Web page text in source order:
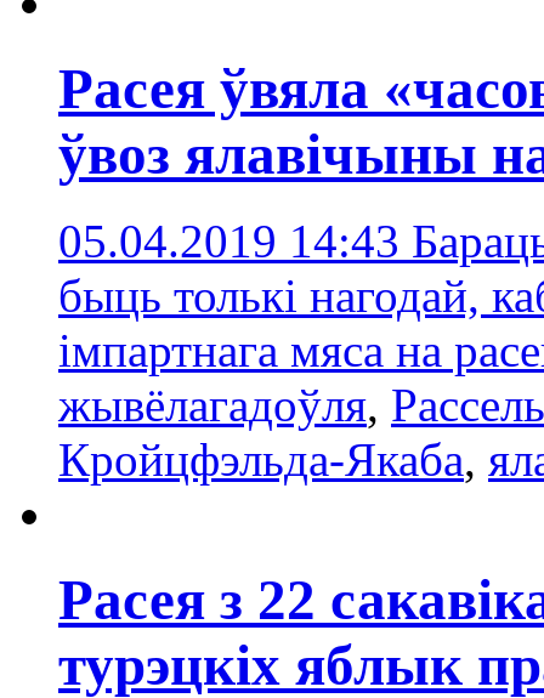
Расея ўвяла
ўвоз ялавічыны
05.04.2019 14:43
быць толькі нагодай,
імпартнага мяса на
жывёлагадоўля,
Кройцфэльда-Якаба,
Расея з 22
турэцкіх яблык